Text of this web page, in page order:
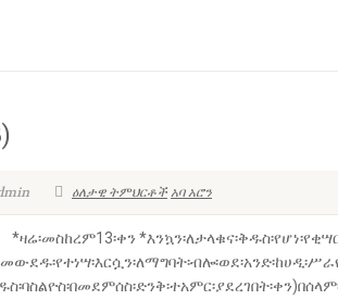
ዕለታዊ ትምህርቶችአባ አሮን